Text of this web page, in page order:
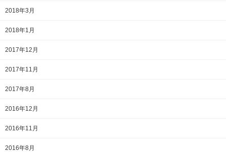
2018年3月
2018年1月
2017年12月
2017年11月
2017年8月
2016年12月
2016年11月
2016年8月